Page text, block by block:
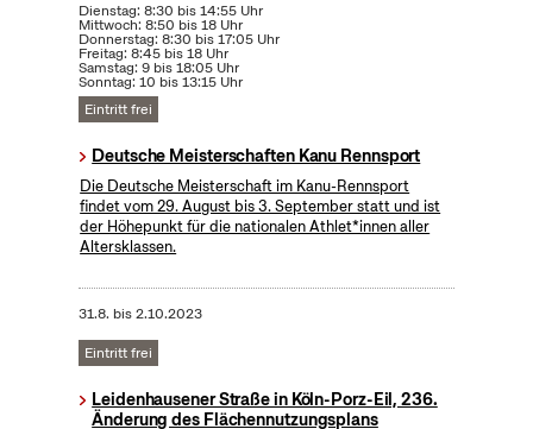
Dienstag: 8:30 bis 14:55 Uhr
Mittwoch: 8:50 bis 18 Uhr
Donnerstag: 8:30 bis 17:05 Uhr
Freitag: 8:45 bis 18 Uhr
Samstag: 9 bis 18:05 Uhr
Sonntag: 10 bis 13:15 Uhr
Eintritt frei
Deutsche Meisterschaften Kanu Rennsport
Die Deutsche Meisterschaft im Kanu-Rennsport
findet vom 29. August bis 3. September statt und ist
der Höhepunkt für die nationalen Athlet*innen aller
Altersklassen.
31.8. bis2.10.2023
Eintritt frei
Leidenhausener Straße in Köln-Porz-Eil, 236.
Änderung des Flächennutzungsplans